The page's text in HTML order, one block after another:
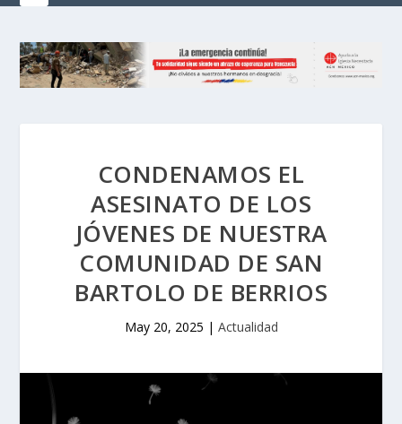
CONDENAMOS EL
ASESINATO DE LOS
JÓVENES DE NUESTRA
COMUNIDAD DE SAN
BARTOLO DE BERRIOS
May 20, 2025 | Actualidad